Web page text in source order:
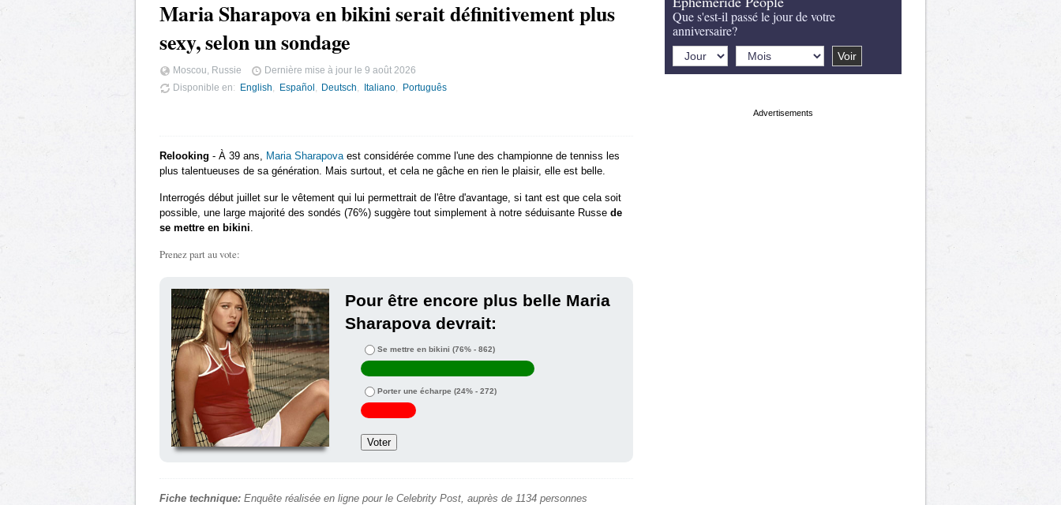
Maria Sharapova en bikini serait définitivement plus
sexy, selon un sondage
Moscou, Russie Dernière mise à jour le 9 août 2026
Disponible en
English Español Deutsch Italiano Português
Relooking - À 39 ans, Maria Sharapova est considérée comme l'une des championne de tenniss les
plus talentueuses de sa génération. Mais surtout, et cela ne gâche en rien le plaisir, elle est belle.
Interrogés début juillet sur le vêtement qui lui permettrait de l'être d'avantage, si tant est que cela soit
possible, une large majorité des sondés (76%) suggère tout simplement à notre séduisante Russe de
se mettre en bikini
Prenez part au vote:
Pour être encore plus belle Maria
Sharapova devrait:
Se mettre en bikini (76% - 862)
Porter une écharpe (24% - 272)
Fiche technique: Enquête réalisée en ligne pour le Celebrity Post, auprès de 1134 personnes
Que s'est-il passé le jour de votre
anniversaire?